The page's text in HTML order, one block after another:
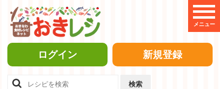
メニュー
ログイン 新規登録
検索